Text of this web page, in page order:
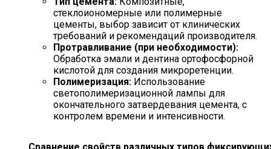
стеклоиономерные или полимерные
цементы, выбор зависит от клинических
требований и рекомендаций производителя.
Протравливание (при необходимости):
Обработка эмали и дентина ортофосфорной
кислотой для создания микроретенции.
Полимеризация: Использование
светополимеризационной лампы для
окончательного затвердевания цемента, с
контролем времени и интенсивности.
Сравнение свойств различных типов